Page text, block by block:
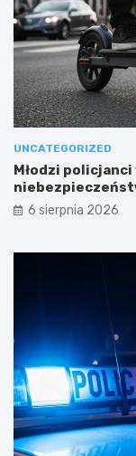
UNCATEGORIZED
Młodzi
6 sierpnia 2026